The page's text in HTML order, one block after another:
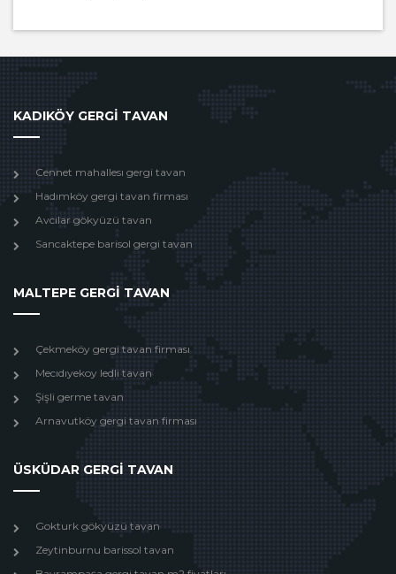
KADIKÖY GERGİ TAVAN
Cennet mahallesı gergi tavan
Hadımköy gergi tavan firması
Avcılar gökyüzü tavan
Sancaktepe barisol gergi tavan
MALTEPE GERGİ TAVAN
Çekmeköy gergi tavan firması
Mecıdıyekoy ledli tavan
Şişli germe tavan
Arnavutköy gergi tavan firması
ÜSKÜDAR GERGİ TAVAN
Gokturk gökyüzü tavan
Zeytinburnu barissol tavan